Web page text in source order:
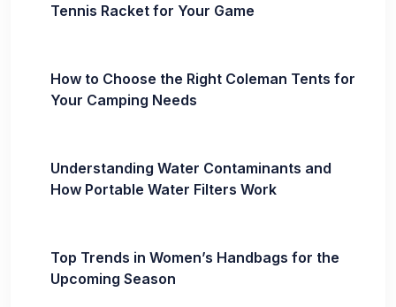
Tennis Racket for Your Game
How to Choose the Right Coleman Tents for
Your Camping Needs
Understanding Water Contaminants and
How Portable Water Filters Work
Top Trends in Women’s Handbags for the
Upcoming Season